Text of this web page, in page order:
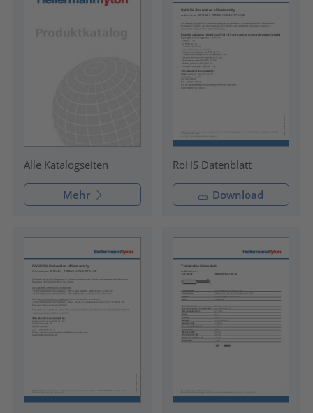
Alle Katalogseiten
Mehr
RoHS Datenblatt
Download